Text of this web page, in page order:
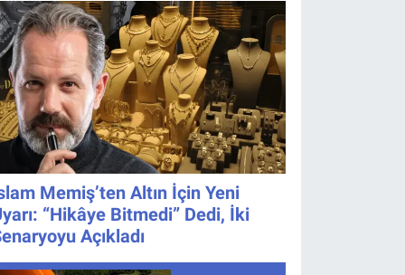
Memiş’ten Altın İçin Yeni
“Hikâye Bitmedi” Dedi, İki
Açıkladı